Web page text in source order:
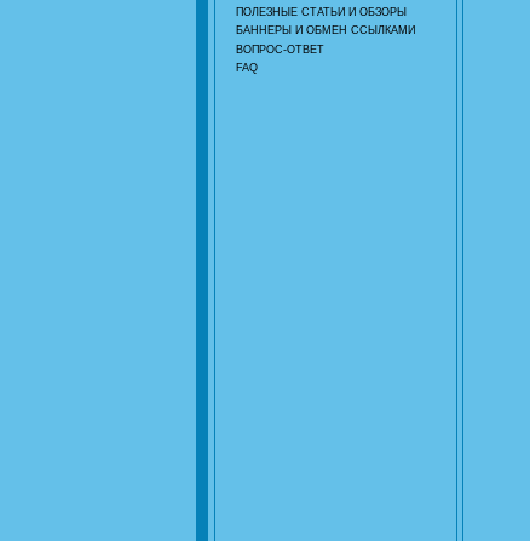
ПОЛЕЗНЫЕ СТАТЬИ И ОБЗОРЫ
БАННЕРЫ И ОБМЕН ССЫЛКАМИ
ВОПРОС-ОТВЕТ
FAQ